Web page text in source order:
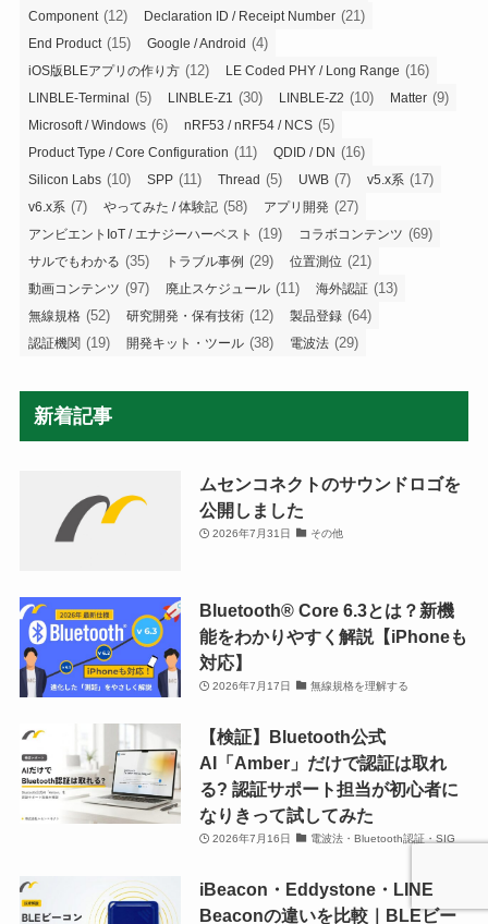
Component(12) Declaration ID / Receipt Number (21)
End Product(15) Google / Android (4)
iOS版BLEアプリの作り方 (12) LE Coded PHY / Long Range (16)
LINBLE-Terminal (5) LINBLE-Z1 (30) LINBLE-Z2 (10) Matter (9)
Microsoft / Windows (6) nRF53 / nRF54 / NCS (5)
Product Type / Core Configuration (11) QDID / DN (16)
Silicon Labs (10) SPP (11) Thread (5) UWB (7) v5.x系 (17)
v6.x系 (7) やってみた / 体験記 (58) アプリ開発 (27)
アンビエントIoT / エナジーハーベスト (19) コラボコンテンツ (69)
サルでもわかる (35) トラブル事例 (29) 位置測位 (21)
動画コンテンツ (97) 廃止スケジュール (11) 海外認証 (13)
無線規格 (52) 研究開発・保有技術 (12) 製品登録 (64)
認証機関 (19) 開発キット・ツール (38) 電波法 (29)
新着記事
ムセンコネクトのサウンドロゴを
公開しました
2026年7月31日 その他
Bluetooth®︎ Core 6.3とは？新機
能をわかりやすく解説【iPhoneも
対応】
2026年7月17日 無線規格を理解する
【検証】Bluetooth公式
AI「Amber」だけで認証は取れ
る? 認証サポート担当が初心者に
なりきって試してみた
2026年7月16日 電波法・Bluetooth認証・SIG
iBeacon・Eddystone・LINE
Beaconの違いを比較｜BLEビー